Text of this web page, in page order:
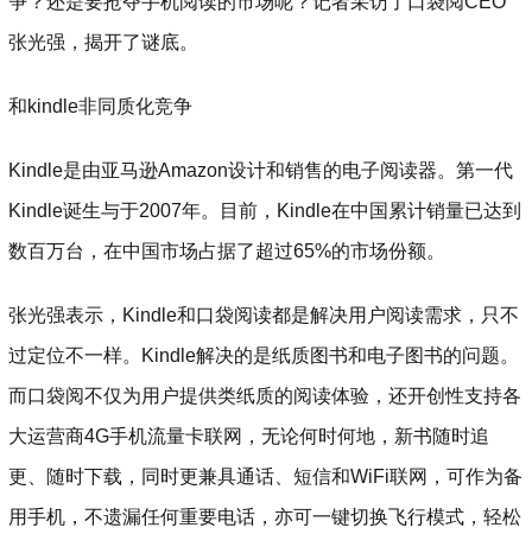
张光强，揭开了谜底。
和kindle非同质化竞争
Kindle是由亚马逊Amazon设计和销售的电子阅读器。第一代
Kindle诞生与于2007年。目前，Kindle在中国累计销量已达到
数百万台，在中国市场占据了超过65%的市场份额。
张光强表示，Kindle和口袋阅读都是解决用户阅读需求，只不
过定位不一样。Kindle解决的是纸质图书和电子图书的问题。
而口袋阅不仅为用户提供类纸质的阅读体验，还开创性支持各
大运营商4G手机流量卡联网，无论何时何地，新书随时追
更、随时下载，同时更兼具通话、短信和WiFi联网，可作为备
用手机，不遗漏任何重要电话，亦可一键切换飞行模式，轻松